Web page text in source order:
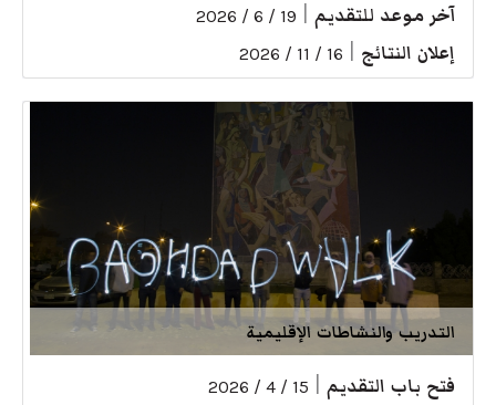
آخر موعد للتقديم 19 / 6 / 2026
إعلان النتائج 16 / 11 / 2026
التدريب والنشاطات الإقليمية
فتح باب التقديم 15 / 4 / 2026